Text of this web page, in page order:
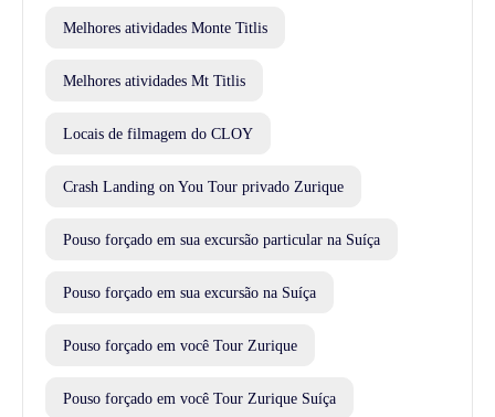
Melhores atividades Monte Titlis
Melhores atividades Mt Titlis
Locais de filmagem do CLOY
Crash Landing on You Tour privado Zurique
Pouso forçado em sua excursão particular na Suíça
Pouso forçado em sua excursão na Suíça
Pouso forçado em você Tour Zurique
Pouso forçado em você Tour Zurique Suíça